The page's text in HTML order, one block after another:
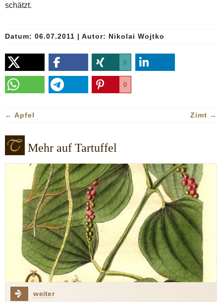
schätzt.
Datum: 06.07.2011 | Autor: Nikolai Wojtko
0
0
← Apfel Zimt →
Mehr auf Tartuffel
weiter